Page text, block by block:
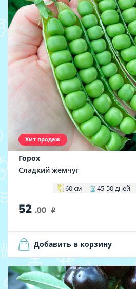
Хит продаж
Горох
Сладкий жемчуг
60 см 45-50 дней
52 .00 i
Добавить в корзину